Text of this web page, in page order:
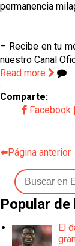
permanencia
– Recibe en tu
nuestro Canal
Read more
Comparte:
Facebook
⬅️Página anterior
Popular de
El